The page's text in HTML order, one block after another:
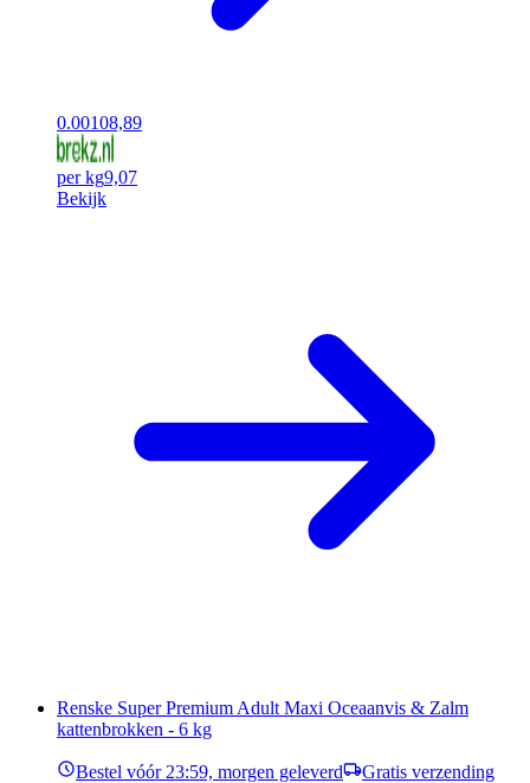
0.00108,89
per kg9,07
Bekijk
Renske Super Premium Adult Maxi Oceaanvis & Zalm
kattenbrokken - 6 kg
Bestel vóór 23:59, morgen geleverd Gratis verzending